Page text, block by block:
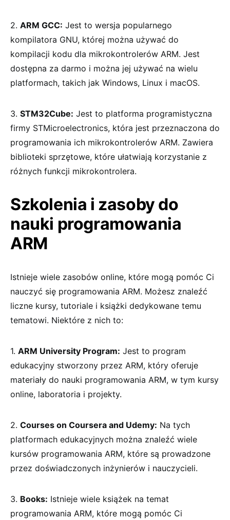
2. ARM GCC: Jest to wersja popularnego
kompilatora GNU, której można używać do
kompilacji kodu dla mikrokontrolerów ARM. Jest
dostępna za darmo i można jej używać na wielu
platformach, takich jak Windows, Linux i macOS.
3. STM32Cube: Jest to platforma programistyczna
firmy STMicroelectronics, która jest przeznaczona do
programowania ich mikrokontrolerów ARM. Zawiera
biblioteki sprzętowe, które ułatwiają korzystanie z
różnych funkcji mikrokontrolera.
Szkolenia i zasoby do
nauki programowania
ARM
Istnieje wiele zasobów online, które mogą pomóc Ci
nauczyć się programowania ARM. Możesz znaleźć
liczne kursy, tutoriale i książki dedykowane temu
tematowi. Niektóre z nich to:
1. ARM University Program: Jest to program
edukacyjny stworzony przez ARM, który oferuje
materiały do nauki programowania ARM, w tym kursy
online, laboratoria i projekty.
2. Courses on Coursera and Udemy: Na tych
platformach edukacyjnych można znaleźć wiele
kursów programowania ARM, które są prowadzone
przez doświadczonych inżynierów i nauczycieli.
3. Books: Istnieje wiele książek na temat
programowania ARM, które mogą pomóc Ci